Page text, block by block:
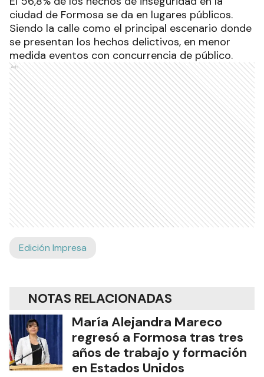
ciudad de Formosa se da en lugares públicos.
Siendo la calle como el principal escenario donde
se presentan los hechos delictivos, en menor
medida eventos con concurrencia de público.
Ads
Edición Impresa
NOTAS RELACIONADAS
María Alejandra Mareco
regresó a Formosa tras tres
años de trabajo y formación
en Estados Unidos